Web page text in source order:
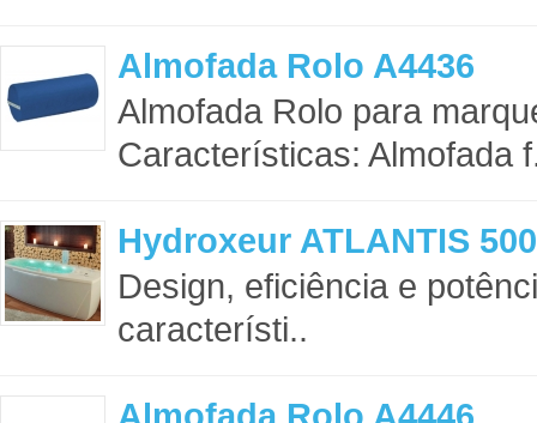
Almofada Rolo A4436
Almofada Rolo para
Características: Almofada
Hydroxeur ATLANTIS 500
Design, eficiência e
característi..